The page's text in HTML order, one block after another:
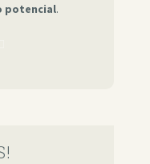
potencial.